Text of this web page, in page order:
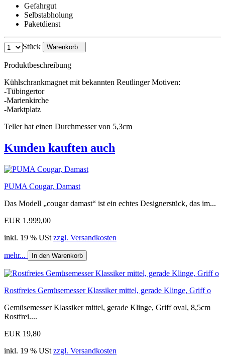
Gefahrgut
Selbstabholung
Paketdienst
Stück Warenkorb
Produktbeschreibung
Kühlschrankmagnet mit bekannten Reutlinger Motiven:
-Tübingertor
-Marienkirche
-Marktplatz
Teller hat einen Durchmesser von 5,3cm
Kunden kauften auch
PUMA Cougar, Damast
Das Modell „cougar damast“ ist ein echtes Designerstück, das im...
EUR 1.999,00
inkl. 19 % USt zzgl. Versandkosten
mehr... In den Warenkorb
Rostfreies Gemüsemesser Klassiker mittel, gerade Klinge, Griff o
Gemüsemesser Klassiker mittel, gerade Klinge, Griff oval, 8,5cm
Rostfrei....
EUR 19,80
inkl. 19 % USt zzgl. Versandkosten